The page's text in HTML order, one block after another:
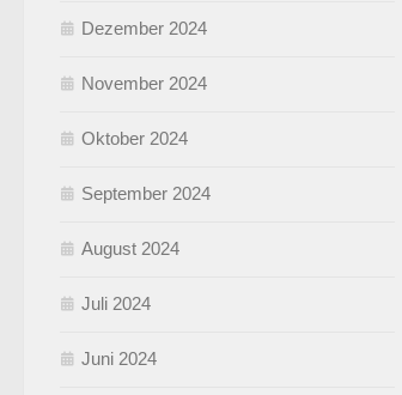
Dezember 2024
November 2024
Oktober 2024
September 2024
August 2024
Juli 2024
Juni 2024